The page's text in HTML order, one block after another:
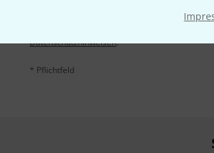
Mit Klick auf „Jetzt anmelden“ stimmen Sie
Nutzungsverhaltens zu. Die Abmeldung ist
Datenschutzhinweisen.
* Pflichtfeld